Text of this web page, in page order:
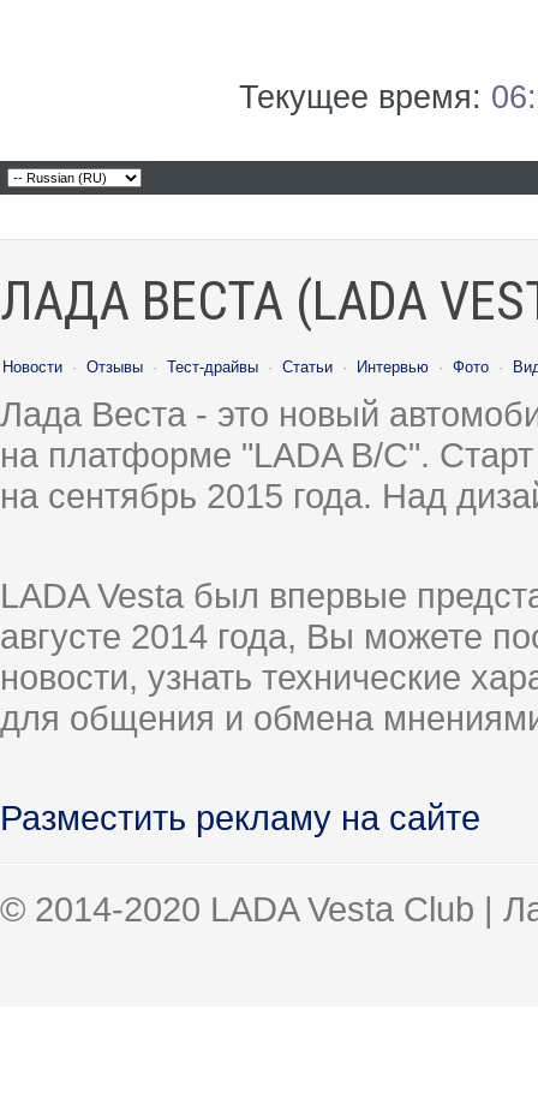
Текущее время:
ЛАДА ВЕСТА (LADA
Новости · Отзывы · Тест-драйвы · Статьи · Интервью · Фото ·
Лада Веста - это новый
на платформе "LADA B/C".
на сентябрь 2015 года. Над
LADA Vesta был впервые
августе 2014 года, Вы можете
новости, узнать технические
для общения и обмена
Разместить рекламу на сайте
© 2014-2020 LADA Vesta Club |